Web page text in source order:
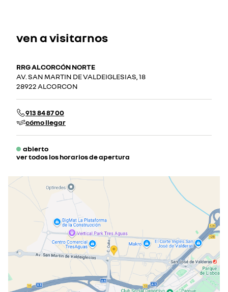
ven a visitarnos
RRG ALCORCÓN NORTE
AV. SAN MARTIN DE VALDEIGLESIAS, 18
28922 ALCORCON
913 84 87 00
cómo llegar
abierto
ver todos los horarios de apertura
martes
09:30 - 20:00
miércoles
09:30 - 20:00
jueves
09:30 - 20:00
viernes
09:30 - 20:00
sábado
09:30 - 14:00
cerrado actualmente
domingo
cerrado actualmente